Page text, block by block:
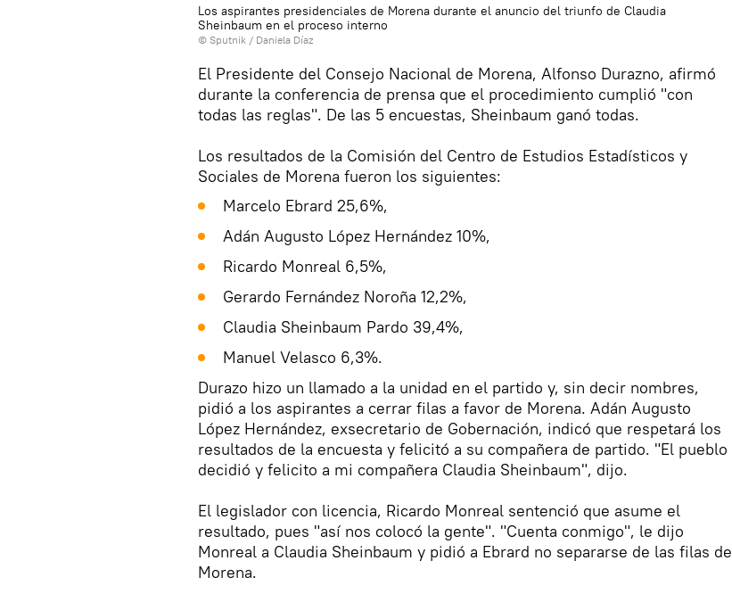
Los aspirantes presidenciales de Morena durante el anuncio del triunfo de Claudia
Sheinbaum en el proceso interno
© Sputnik / Daniela Díaz
El Presidente del Consejo Nacional de Morena, Alfonso Durazno, afirmó
durante la conferencia de prensa que el procedimiento cumplió "con
todas las reglas". De las 5 encuestas, Sheinbaum ganó todas.
Los resultados de la Comisión del Centro de Estudios Estadísticos y
Sociales de Morena fueron los siguientes:
Marcelo Ebrard 25,6%,
Adán Augusto López Hernández 10%,
Ricardo Monreal 6,5%,
Gerardo Fernández Noroña 12,2%,
Claudia Sheinbaum Pardo 39,4%,
Manuel Velasco 6,3%.
Durazo hizo un llamado a la unidad en el partido y, sin decir nombres,
pidió a los aspirantes a cerrar filas a favor de Morena. Adán Augusto
López Hernández, exsecretario de Gobernación, indicó que respetará los
resultados de la encuesta y felicitó a su compañera de partido. "El pueblo
decidió y felicito a mi compañera Claudia Sheinbaum", dijo.
El legislador con licencia, Ricardo Monreal sentenció que asume el
resultado, pues "así nos colocó la gente". "Cuenta conmigo", le dijo
Monreal a Claudia Sheinbaum y pidió a Ebrard no separarse de las filas de
Morena.